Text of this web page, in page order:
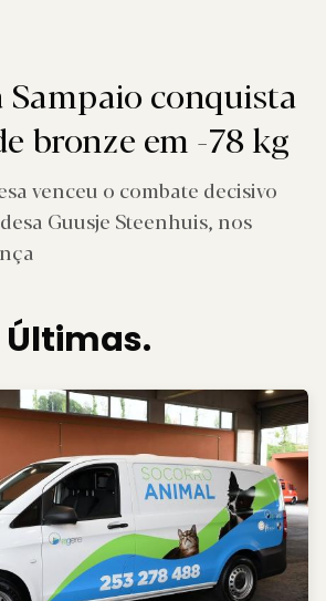
conquista
bronze em -78 kg
venceu o combate decisivo
Guusje Steenhuis, nos
Últimas.